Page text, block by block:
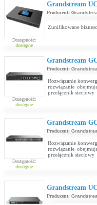
Dostępność:
dostępne
Grandstream
Producent:
Zunifikowane
Dostępność:
dostępne
Grandstream
Producent:
Rozwiązanie
rozwiązanie
przełącznik sieciowy
Dostępność:
dostępne
Grandstream
Producent:
Rozwiązanie
rozwiązanie
przełącznik sieciowy
Grandstream
Producent: